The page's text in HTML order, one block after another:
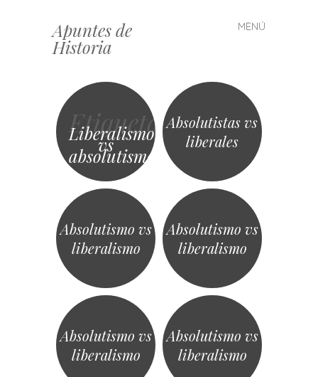
Apuntes de
Historia
MENÚ
Saltar
al
Etiqueta
Liberalismo
vs
absolutismo
Absolutistas vs
liberales
Absolutismo vs
liberalismo
Absolutismo vs
liberalismo
Absolutismo vs
liberalismo
Absolutismo vs
liberalismo